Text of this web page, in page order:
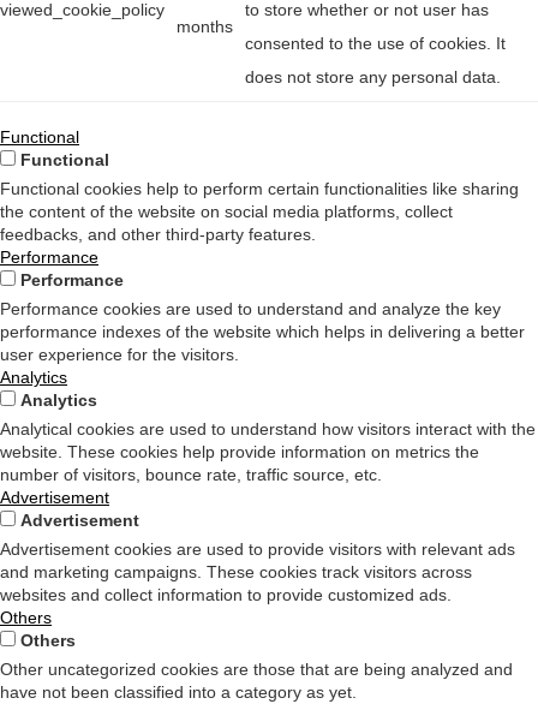
viewed_cookie_policy
months
to store whether or not user has
consented to the use of cookies. It
does not store any personal data.
Functional
Functional
Functional cookies help to perform certain functionalities like sharing
the content of the website on social media platforms, collect
feedbacks, and other third-party features.
Performance
Performance
Performance cookies are used to understand and analyze the key
performance indexes of the website which helps in delivering a better
user experience for the visitors.
Analytics
Analytics
Analytical cookies are used to understand how visitors interact with the
website. These cookies help provide information on metrics the
number of visitors, bounce rate, traffic source, etc.
Advertisement
Advertisement
Advertisement cookies are used to provide visitors with relevant ads
and marketing campaigns. These cookies track visitors across
websites and collect information to provide customized ads.
Others
Others
Other uncategorized cookies are those that are being analyzed and
have not been classified into a category as yet.